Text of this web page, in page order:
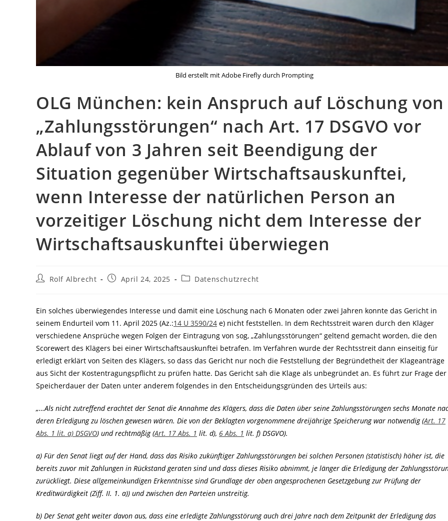
Bild erstellt mit Adobe Firefly durch Prompting
OLG München: kein Anspruch auf Löschung von
„Zahlungsstörungen“ nach Art. 17 DSGVO vor
Ablauf von 3 Jahren seit Beendigung der
Situation gegenüber Wirtschaftsauskunftei,
wenn Interesse der natürlichen Person an
vorzeitiger Löschung nicht dem Interesse der
Wirtschaftsauskunftei überwiegen
Beitrags-
Rolf Albrecht
BeitragApril 24, 2025
Beitrags-
Datenschutzrecht
Ein solches überwiegendes Interesse und damit eine Löschung nach 6 Monaten oder zwei Jahren konnte das Gericht in
seinem Endurteil vom 11. April 2025 (Az.:14 U 3590/24 e) nicht feststellen. In dem Rechtsstreit waren durch den Kläger
verschiedene Ansprüche wegen Folgen der Eintragung von sog, „Zahlungsstörungen“ geltend gemacht worden, die den
Scorewert des Klägers bei einer Wirtschaftsauskunftei betrafen. Im Verfahren wurde der Rechtsstreit dann einseitig für
erledigt erklärt von Seiten des Klägers, so dass das Gericht nur noch die Feststellung der Begründetheit der Klageanträge
aus Sicht der Kostentragungspflicht zu prüfen hatte. Das Gericht sah die Klage als unbegründet an. Es führt zur Frage der
Speicherdauer der Daten unter anderem folgendes in den Entscheidungsgründen des Urteils aus:
„…Als nicht zutreffend erachtet der Senat die Annahme des Klägers, dass die Daten über seine Zahlungsstörungen sechs Monate
deren Erledigung zu löschen gewesen wären. Die von der Beklagten vorgenommene dreijährige Speicherung war notwendig (Art. 17
Abs. 1 lit. a) DSGVO) und rechtmäßig (Art. 17 Abs. 1 lit. d), 6 Abs. 1 lit. f) DSGVO).
a) Für den Senat liegt auf der Hand, dass das Risiko zukünftiger Zahlungsstörungen bei solchen Personen (statistisch) höher ist, die
bereits zuvor mit Zahlungen in Rückstand geraten sind und dass dieses Risiko abnimmt, je länger die Erledigung der
zurückliegt. Diese allgemeinkundigen Erkenntnisse sind Grundlage der oben angesprochenen Gesetzgebung zur Prüfung der
Kreditwürdigkeit (Ziff. II. 1. a)) und zwischen den Parteien unstreitig.
b) Der Senat geht weiter davon aus, dass eine erledigte Zahlungsstörung auch drei Jahre nach dem Zeitpunkt der Erledigung das